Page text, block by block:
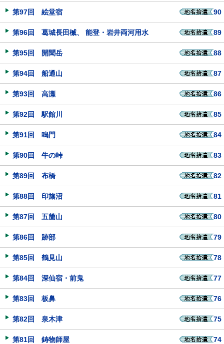
第97回 絵堂宿 90
第96回 葛城長田楲、 能登・岩井両河用水 89
第95回 開聞岳 88
第94回 船通山 87
第93回 高瀬 86
第92回 駅館川 85
第91回 鳴門 84
第90回 牛の峠 83
第89回 布橋 82
第88回 印旛沼 81
第87回 五箇山 80
第86回 跡部 79
第85回 鶴見山 78
第84回 深仙宿・前鬼 77
第83回 板鼻 76
第82回 泉木津 75
第81回 鋳物師屋 74